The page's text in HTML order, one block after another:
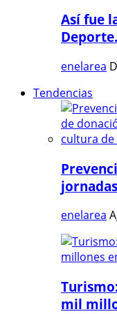
Así fue
enelarea
Tendencias
enelarea
mil